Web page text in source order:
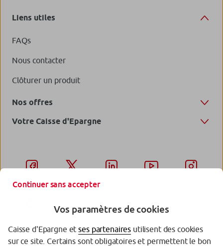
Liens utiles
FAQs
Nous contacter
Clôturer un produit
Nos offres
Votre Caisse d'Epargne
Continuer sans accepter
Vos paramètres de cookies
Caisse d'Epargne etses partenaires utilisent des cookies
sur ce site. Certains sont obligatoires et permettent le bon